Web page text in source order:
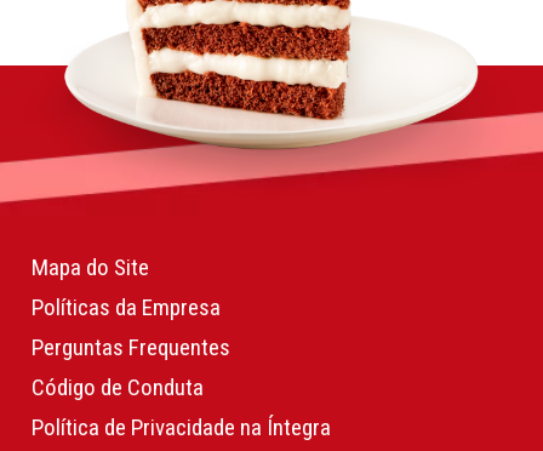
Mapa do Site
Políticas da Empresa
Perguntas Frequentes
Código de Conduta
Política de Privacidade na Íntegra